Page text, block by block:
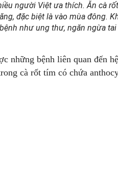
người Việt ưa thích. Ăn cà
đặc biệt là vào mùa đông.
như ung thư, ngăn ngừa
những bệnh liên quan đến
cà rốt tím có chứa